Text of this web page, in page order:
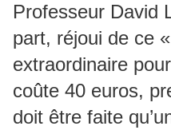
Professeur David
part, réjoui de ce
extraordinaire
coûte 40 euros,
doit être faite